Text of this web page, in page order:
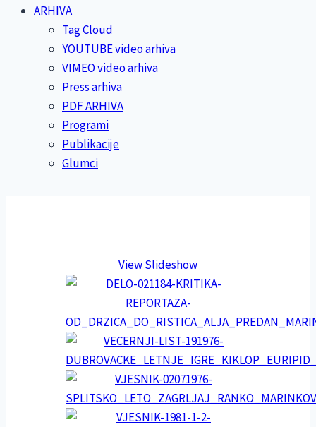
ARHIVA
Tag Cloud
YOUTUBE video arhiva
VIMEO video arhiva
Press arhiva
PDF ARHIVA
Programi
Publikacije
Glumci
View Slideshow